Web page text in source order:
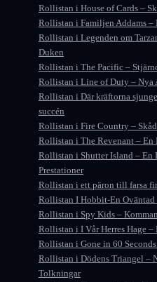
Rollistan i House of Cards –
Rollistan i Familjen Addams –
Rollistan i Legenden om
Duken
Rollistan i The Pacific –
Rollistan i Line of Duty – Nya
Rollistan i Där kräftorna
succén
Rollistan i Fire Country –
Rollistan i The Revenant – En
Rollistan i Shutter Island – En
Prestationer
Rollistan i ett päron till farsa
Rollistan I Hobbit-En Oväntad
Rollistan i Spy Kids –
Rollistan i I Vår Herres Hage –
Rollistan i Gone in 60
Rollistan i Dödens Triangel –
Tolkningar